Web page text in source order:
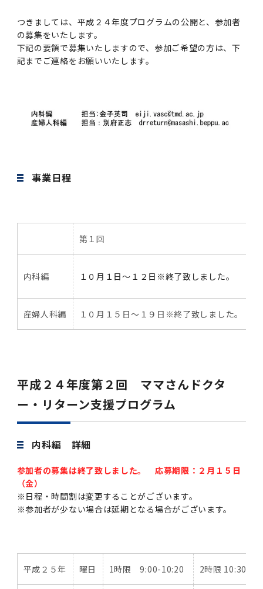
会計監査人候補者の決定について
教育等の情報
企業等からの資金提供状況の公表
女性の活躍推進に向けた取り組み
目標とする教員の適正な年齢構成
キャンパスマスタープラン2016
役員会議事概要について
企業活動と医療機関等の透明性ガイドライン
次世代育成支援対策推進法による一般事業主行
動計画
女性の活躍推進に向けた取り組み
（基準適合一般事業主認定）
大学祭
留学について
キャンパス紹介
令和６年度（２０２４年度）総合知と癒しの次
世代フロントランナー育成プログラム（医歯学
系）「Science Tokyo SPRING (医歯学系)」
Call for Applications to TMDU-SPRING
令和6年度（2024年度）東京医科歯科大学
Call for Application to TMDU WISE
Programs (II) for the 2023 Academic Year
by Eligible Students (*Autumn admission)
令和５年度（２０２３年度）東京医科歯科大学
「卓越大学院生制度（Ⅱ）」対象学生（秋入学
対象）の募集について
医学部在学生
大学院在学生
修学上の支援について
障害を理由とする差別の解消の推進に関する対
応要領
令和７年度（２０２５年度）新入生向けPC購
入推奨仕様書
式を行いました。
ス」採用決定通知書授与式を行いました。
「研究者早期育成コース及び研究者養成コー
ス」採用決定通知書授与式を行いました。
令和３年度（２０２１年度）東京医科歯科大学
「卓越大学院生制度（Ⅰ）」採用決定通知書授
与式を行いました。
就職支援サイトリンク集
外国人留学生の就職情報について
OB・OG情報について
進路届の提出について
その他 就職関連情報（推薦書等）
医歯学総合研究科博士課程生命理工学系専攻履
修要項（シラバス）
2024年（25.7MB）
2020年 （PDF：67.8MB）
2018年 （PDF：83.3MB）
2017年 （PDF：75.1MB）
2016年 （PDF：73.0MB）
2013年 （PDF：6.4MB）
セミナー・特別講義
2023年度
2021年度
2017年度
2016年度
2015年度
2014年度
2012年度
年報トップ
2024年（PDF：5.4MB）
2022年（PDF：53.8 MB）
2019年 （PDF：5.2MB）
2018年 （PDF：18.7MB）
2017年 （PDF：7.2MB）
2016年 （PDF：13.5MB）
医学・歯学分野における数理・データサイエン
ス・AI教育開発事業
Regarding education and student life after
大学統合時の教育・学生生活について（在学生
the integration (For current students)
教学IR関連公開情報
教学IR関連公開情報トップ
卒業生進路アンケート
卒業時大学評価アンケート
科目評価（旧 科目別アンケート）
統合研究機構・統合イノベーション機構トップ
統合イノベーション機構トップ
ヘルスサイエンスR&Dセンター
若手研究者支援センター（統合研究機構）
研究基盤クラスター（統合研究機構）トップ
実験動物センター
生命倫理研究センター
疾患バイオリソースセンター
先端医歯工学創成クラスター（統合研究機構）
トップ
再生医療研究センター
再生医療研究センター（微生物安全性グルー
統合研究機構から他部局へ異動したセンタート
ップ
低侵襲医療センター（旧：低侵襲医歯学研究セ
オープンイノベーションセンター
統合情報機構（図書館部門・ITセキュリティ部
門）
門）トップ
ITセキュリティ部門（学内専用サイト）
図書館部門
図書館部門トップ
アクティブラーニング教室・情報検索室
イマキク
情報システムポータル
お茶の水医学雑誌
デジタル変革推進事務室
保健管理センター
湯島学生支援センター
湯島学生支援センタートップ
学生相談支援室
環境安全管理室トップ
環境報告書
広報部
利益相反に関する説明会資料(ダウンロード)(学
内専用)
つきましては、平成２４年度プログラムの公開と、参加者
の募集をいたします。
下記の要領で募集いたしますので、参加ご希望の方は、下
記までご連絡をお願いいたします。
事業日程
第１回
内科編 １０月１日～１２日※終了致しました。
産婦人科編 １０月１５日～１９日※終了致しました。
平成２４年度第２回 ママさんドクタ
ー・リターン支援プログラム
内科編 詳細
参加者の募集は終了致しました。 応募期限：２月１５日
（金）
※日程・時間割は変更することがございます。
※参加者が少ない場合は延期となる場合がございます。
平成２５年 曜日 1時限 9:00-10:20 2時限 10:30-